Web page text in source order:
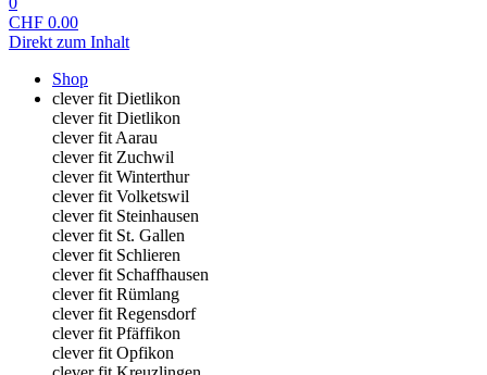
CHF 0.00
Direkt zum Inhalt
Shop
clever fit Dietlikon
clever fit Dietlikon
clever fit Aarau
clever fit Zuchwil
clever fit Winterthur
clever fit Volketswil
clever fit Steinhausen
clever fit St. Gallen
clever fit Schlieren
clever fit Schaffhausen
clever fit Rümlang
clever fit Regensdorf
clever fit Pfäffikon
clever fit Opfikon